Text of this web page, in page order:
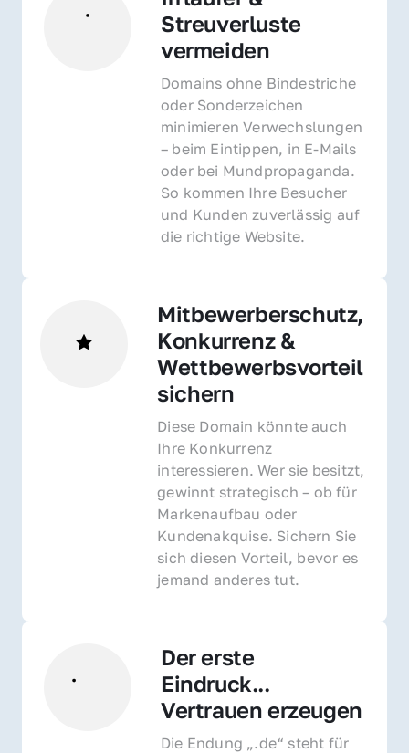
Streuverluste
vermeiden
Domains ohne Bindestriche
oder Sonderzeichen
minimieren Verwechslungen
– beim Eintippen, in E-Mails
oder bei Mundpropaganda.
So kommen Ihre Besucher
und Kunden zuverlässig auf
die richtige Website.
Mitbewerberschutz,
Konkurrenz &
Wettbewerbsvorteil
sichern
Diese Domain könnte auch
Ihre Konkurrenz
interessieren. Wer sie besitzt,
gewinnt strategisch – ob für
Markenaufbau oder
Kundenakquise. Sichern Sie
sich diesen Vorteil, bevor es
jemand anderes tut.
Der erste
Eindruck...
Vertrauen erzeugen
Die Endung „.de“ steht für